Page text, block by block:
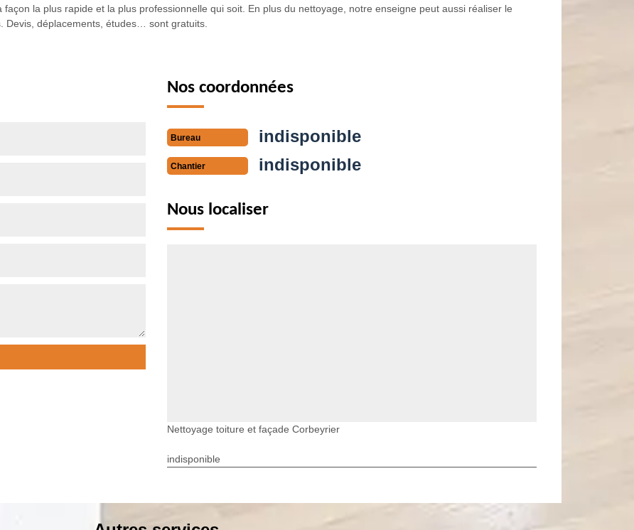
la plus rapide et la plus professionnelle qui soit. En plus du nettoyage, notre enseigne peut aussi réaliser le
Devis, déplacements, études… sont gratuits.
Nos coordonnées
Bureau indisponible
Chantier indisponible
Nous localiser
Nettoyage toiture et façade Corbeyrier
indisponible